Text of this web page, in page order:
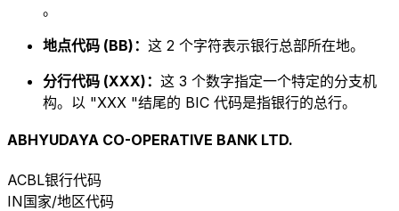
。
地点代码 (BB)： 这 2 个字符表示银行总部所在地。
分行代码 (XXX)： 这 3 个数字指定一个特定的分支机
构。以 "XXX "结尾的 BIC 代码是指银行的总行。
ABHYUDAYA CO-OPERATIVE BANK LTD.
ACBL银行代码
IN国家/地区代码